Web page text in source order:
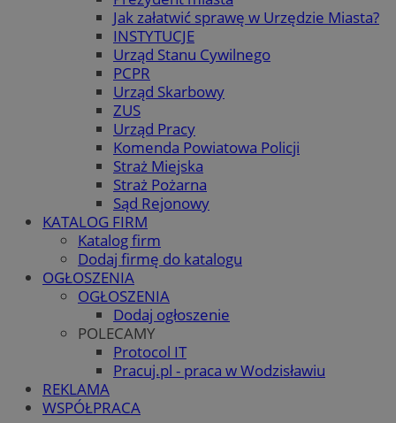
Jak załatwić sprawę w Urzędzie Miasta?
INSTYTUCJE
Urząd Stanu Cywilnego
PCPR
Urząd Skarbowy
ZUS
Urząd Pracy
Komenda Powiatowa Policji
Straż Miejska
Straż Pożarna
Sąd Rejonowy
KATALOG FIRM
Katalog firm
Dodaj firmę do katalogu
OGŁOSZENIA
OGŁOSZENIA
Dodaj ogłoszenie
POLECAMY
Protocol IT
Pracuj.pl - praca w Wodzisławiu
REKLAMA
WSPÓŁPRACA